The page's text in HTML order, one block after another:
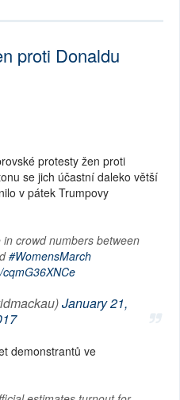
proti Donaldu
protesty žen proti
se jich účastní daleko větší
v pátek Trumpovy
crowd numbers between
#WomensMarch
January 21,
demonstrantů ve